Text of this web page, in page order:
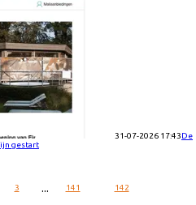
31-07-2026 17:43De
gestart
3 ... 141 142